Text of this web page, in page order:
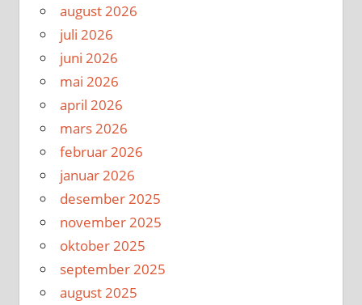
august 2026
juli 2026
juni 2026
mai 2026
april 2026
mars 2026
februar 2026
januar 2026
desember 2025
november 2025
oktober 2025
september 2025
august 2025